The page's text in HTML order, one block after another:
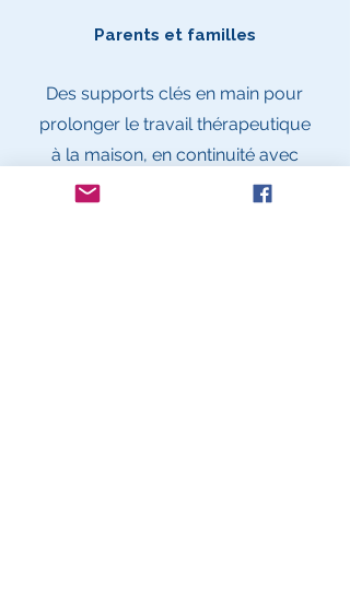
Parents et familles
Des supports clés en main pour
prolonger le travail thérapeutique
à la maison, en continuité avec
les séances. Idéal pour la